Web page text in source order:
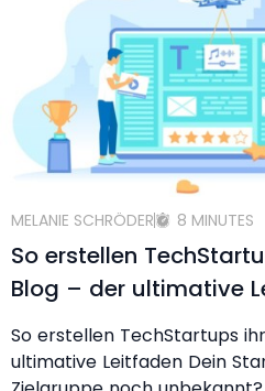
MELANIE SCHRÖDER 8 MINUTES
So erstellen
Blog – der ultimative
So erstellen TechStartups
ultimative Leitfaden Dein